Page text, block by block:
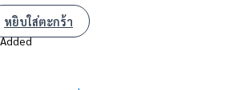
หยิบใส่ตะกร้า
Added